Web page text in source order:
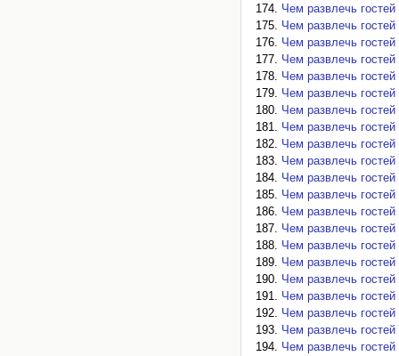
Чем развлечь гостей
Чем развлечь гостей
Чем развлечь гостей
Чем развлечь гостей
Чем развлечь гостей
Чем развлечь гостей
Чем развлечь гостей
Чем развлечь гостей
Чем развлечь гостей
Чем развлечь гостей
Чем развлечь гостей
Чем развлечь гостей
Чем развлечь гостей
Чем развлечь гостей
Чем развлечь гостей
Чем развлечь гостей
Чем развлечь гостей
Чем развлечь гостей
Чем развлечь гостей
Чем развлечь гостей
Чем развлечь гостей